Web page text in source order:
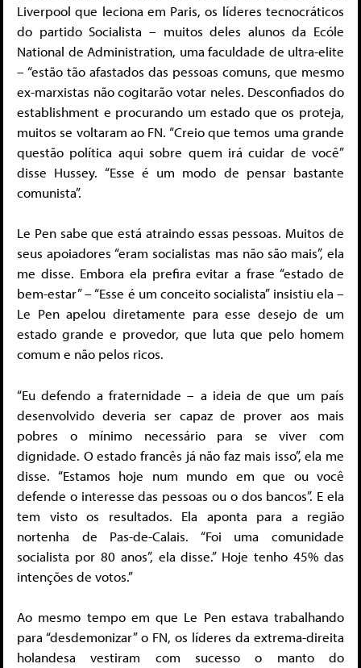
Liverpool que leciona em Paris, os líderes tecnocráticos
do partido Socialista – muitos deles alunos da Ecóle
National de Administration, uma faculdade de ultra-elite
– “estão tão afastados das pessoas comuns, que mesmo
ex-marxistas não cogitarão votar neles. Desconfiados do
establishment e procurando um estado que os proteja,
muitos se voltaram ao FN. “Creio que temos uma grande
questão política aqui sobre quem irá cuidar de você”
disse Hussey. “Esse é um modo de pensar bastante
comunista”.
Le Pen sabe que está atraindo essas pessoas. Muitos de
seus apoiadores “eram socialistas mas não são mais”, ela
me disse. Embora ela prefira evitar a frase “estado de
bem-estar” – “Esse é um conceito socialista” insistiu ela –
Le Pen apelou diretamente para esse desejo de um
estado grande e provedor, que luta que pelo homem
comum e não pelos ricos.
“Eu defendo a fraternidade – a ideia de que um país
desenvolvido deveria ser capaz de prover aos mais
pobres o mínimo necessário para se viver com
dignidade. O estado francês já não faz mais isso”, ela me
disse. “Estamos hoje num mundo em que ou você
defende o interesse das pessoas ou o dos bancos”. E ela
tem visto os resultados. Ela aponta para a região
nortenha de Pas-de-Calais. “Foi uma comunidade
socialista por 80 anos”, ela disse.” Hoje tenho 45% das
intenções de votos.”
Ao mesmo tempo em que Le Pen estava trabalhando
para “desdemonizar” o FN, os líderes da extrema-direita
holandesa vestiram com sucesso o manto do